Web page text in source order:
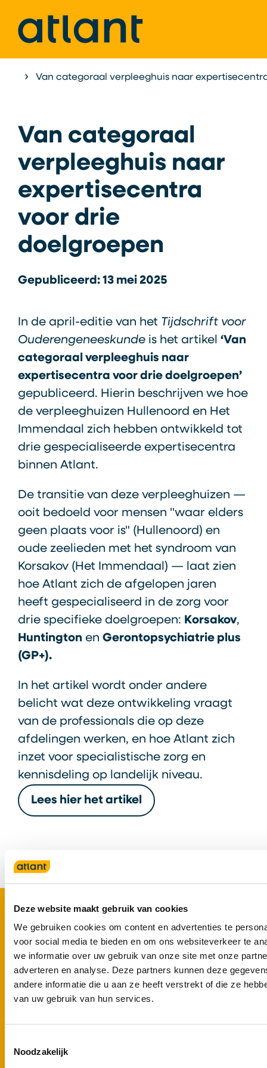
Deze website maakt gebruik van cookies
We gebruiken cookies om content en advertenties te
voor social media te bieden en om ons websiteverkeer te
we informatie over uw gebruik van onze site met onze
adverteren en analyse. Deze partners kunnen deze
andere informatie die u aan ze heeft verstrekt of die ze
van uw gebruik van hun services.
Noodzakelijk
Home Nieuws & verhalen
Van categoraal verpleeghuis naar
Van categoraal
verpleeghuis naar
expertisecentra
voor drie
doelgroepen
Gepubliceerd: 13 mei 2025
In de april-editie van het Tijdschrift voor
Ouderengeneeskunde is het artikel ‘Van
categoraal verpleeghuis naar
expertisecentra voor drie doelgroepen’
gepubliceerd. Hierin beschrijven we hoe
de verpleeghuizen Hullenoord en Het
Immendaal zich hebben ontwikkeld tot
drie gespecialiseerde expertisecentra
binnen Atlant.
De transitie van deze verpleeghuizen —
ooit bedoeld voor mensen "waar elders
geen plaats voor is" (Hullenoord) en
oude zeelieden met het syndroom van
Korsakov (Het Immendaal) — laat zien
hoe Atlant zich de afgelopen jaren
heeft gespecialiseerd in de zorg voor
drie specifieke doelgroepen: Korsakov,
Huntington en Gerontopsychiatrie plus
(GP+).
In het artikel wordt onder andere
belicht wat deze ontwikkeling vraagt
van de professionals die op deze
afdelingen werken, en hoe Atlant zich
inzet voor specialistische zorg en
kennisdeling op landelijk niveau.
Lees hier het artikel
Ouderenzorg
Dementie
Gerontopsychiatrie+
Ziekte van Huntington